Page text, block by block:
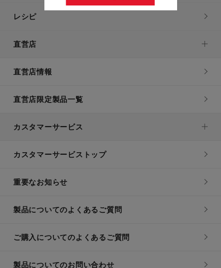
レシピ
直営店
直営店情報
直営店限定製品一覧
カスタマーサービス
カスタマーサービストップ
重要なお知らせ
製品についてのよくあるご質問
ご購入についてのよくあるご質問
製品についてのお問い合わせ